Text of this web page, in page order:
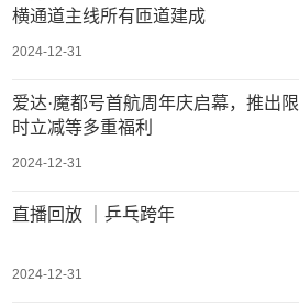
横通道主线所有匝道建成
2024-12-31
爱达·魔都号首航周年庆启幕，推出限
时立减等多重福利
2024-12-31
直播回放 ｜乒乓跨年
2024-12-31